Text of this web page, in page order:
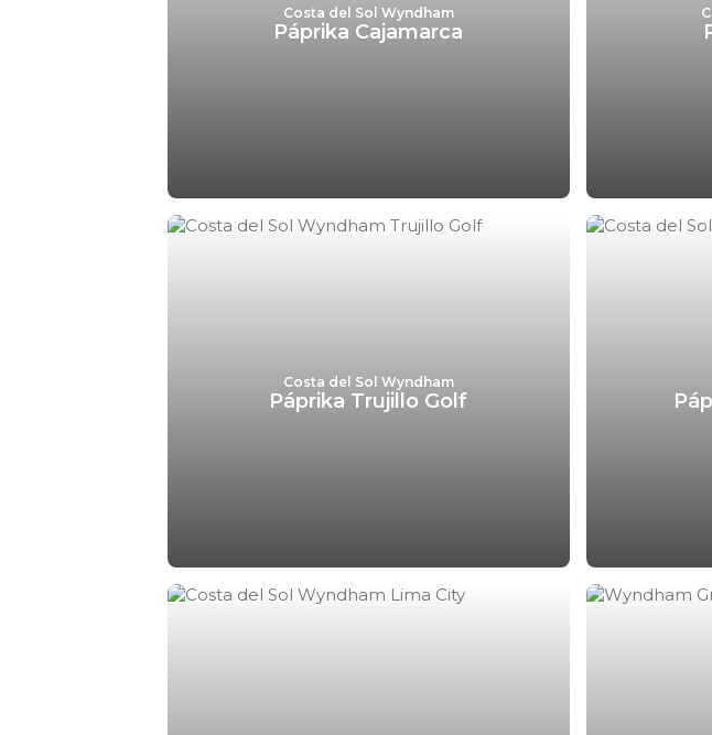
Costa del Sol Wyndham
Páprika Cajamarca
Costa del Sol Wyndham
Páprika Trujillo Golf